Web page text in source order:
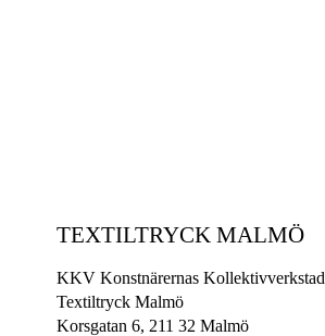
TEXTILTRYCK MALMÖ
KKV Konstnärernas Kollektivverkstad
Textiltryck Malmö
Korsgatan 6, 211 32 Malmö